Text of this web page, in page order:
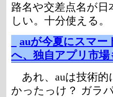
路名や交差点名が日
しい。十分使える。
auが今夏にスマー
へ、独自アプリ市場
あれ、auは技術
かったっけ？ ガラ